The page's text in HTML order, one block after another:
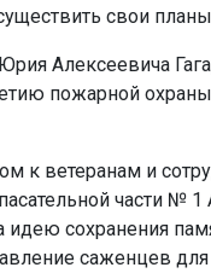
свои
Алексеевича
пожарной
к ветеранам и
части №
идею сохранения
саженцев